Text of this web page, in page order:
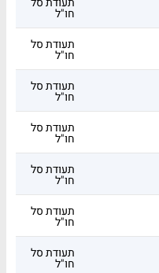
חו"ל
תעודת סל
חו"ל
תעודת סל
חו"ל
תעודת סל
חו"ל
תעודת סל
חו"ל
תעודת סל
חו"ל
תעודת סל
חו"ל